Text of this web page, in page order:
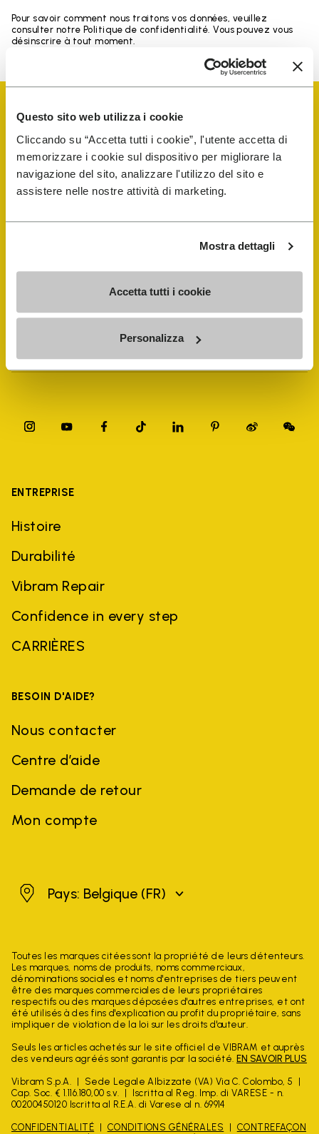
Questo sito web utilizza i cookie
Cliccando su “Accetta tutti i cookie”, l'utente accetta di
memorizzare i cookie sul dispositivo per migliorare la
navigazione del sito, analizzare l'utilizzo del sito e
assistere nelle nostre attività di marketing.
Mostra dettagli
Accetta tutti i cookie
Personalizza
Pour savoir comment nous traitons vos données, veuillez
consulter notre Politique de confidentialité. Vous pouvez vous
désinscrire à tout moment.
Vibram Events
FiveFingers Guide
ENTREPRISE
Histoire
Durabilité
Vibram Repair
Confidence in every step
CARRIÈRES
BESOIN D'AIDE?
Nous contacter
Centre d’aide
Demande de retour
Mon compte
BelgiquePays: Belgique (FR)
Toutes les marques citées sont la propriété de leurs détenteurs.
Les marques, noms de produits, noms commerciaux,
dénominations sociales et noms d'entreprises de tiers peuvent
être des marques commerciales de leurs propriétaires
respectifs ou des marques déposées d'autres entreprises, et ont
été utilisés à des fins d'explication au profit du propriétaire, sans
impliquer de violation de la loi sur les droits d'auteur.
Seuls les articles achetés sur le site officiel de VIBRAM et auprès
des vendeurs agréés sont garantis par la société. EN SAVOIR PLUS
Vibram S.p.A.
Sede Legale Albizzate (VA) Via C. Colombo, 5
Cap. Soc. € 1.116.180,00 s.v.
Iscritta al Reg. Imp. di VARESE - n.
00200450120 Iscritta al R.E.A. di Varese al n. 69914
CONFIDENTIALITÉ CONDITIONS GÉNÉRALES
CONTREFAÇON